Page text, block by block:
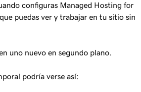
configuras Managed Hosting for
puedas ver y trabajar en tu sitio sin
uno nuevo en segundo plano.
podría verse así: